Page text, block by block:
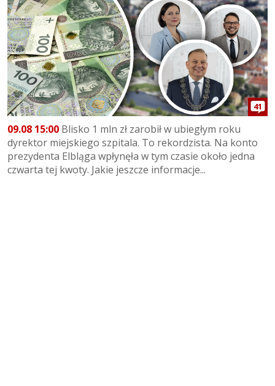
41
09.08 15:00 Blisko 1 mln zł zarobił w ubiegłym roku
dyrektor miejskiego szpitala. To rekordzista. Na konto
prezydenta Elbląga wpłynęła w tym czasie około jedna
czwarta tej kwoty. Jakie jeszcze informacje...